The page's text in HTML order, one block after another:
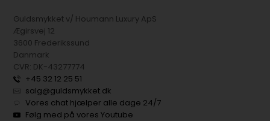
Guldsmykket v/ Houmann Luxury ApS
Ægirsvej 12
3600 Frederikssund
Danmark
CVR: DK-43277774
+45 32 12 25 51
salg@guldsmykket.dk
Vores chat hjælper alle dage 24/7
Følg med på vores Youtube